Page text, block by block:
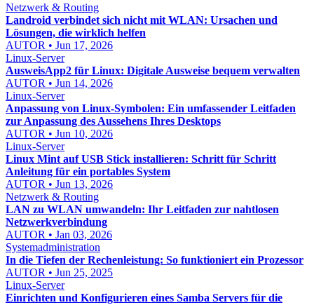
Netzwerk & Routing
Landroid verbindet sich nicht mit WLAN: Ursachen und
Lösungen, die wirklich helfen
AUTOR • Jun 17, 2026
Linux-Server
AusweisApp2 für Linux: Digitale Ausweise bequem verwalten
AUTOR • Jun 14, 2026
Linux-Server
Anpassung von Linux-Symbolen: Ein umfassender Leitfaden
zur Anpassung des Aussehens Ihres Desktops
AUTOR • Jun 10, 2026
Linux-Server
Linux Mint auf USB Stick installieren: Schritt für Schritt
Anleitung für ein portables System
AUTOR • Jun 13, 2026
Netzwerk & Routing
LAN zu WLAN umwandeln: Ihr Leitfaden zur nahtlosen
Netzwerkverbindung
AUTOR • Jan 03, 2026
Systemadministration
In die Tiefen der Rechenleistung: So funktioniert ein Prozessor
AUTOR • Jun 25, 2025
Linux-Server
Einrichten und Konfigurieren eines Samba Servers für die